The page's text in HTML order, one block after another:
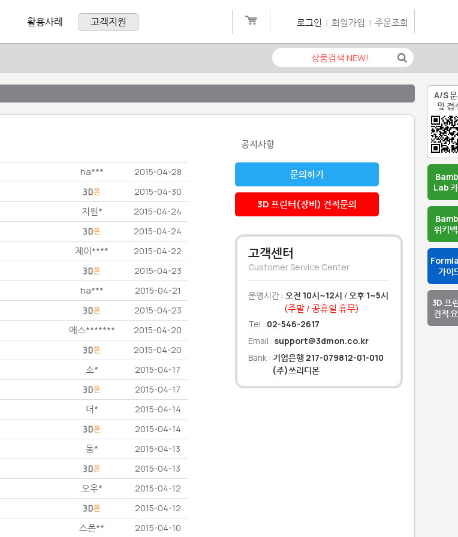
A/S
및 접
Lab
위키
가이
3D 프
견적
활용사례 고객지원 로그인 | 회원가입 | 주문조회
ha*** 2015-04-28
2015-04-30
지원* 2015-04-24
2015-04-24
제이**** 2015-04-22
2015-04-23
ha*** 2015-04-21
2015-04-23
에스******* 2015-04-20
2015-04-20
소* 2015-04-17
2015-04-17
더* 2015-04-14
2015-04-14
동* 2015-04-13
2015-04-13
오우* 2015-04-12
2015-04-12
스폰** 2015-04-10
공지사항
문의하기
3D 프린터(장비) 견적문의
고객센터
Customer Service Center
운영시간 : 오전 10시~12시 /오후 1~5시
(주말 / 공휴일 휴무)
Tel : 02-546-2617
Email : support@3dmon.co.kr
Bank : 기업은행 217-079812-01-010
(주)쓰리디몬